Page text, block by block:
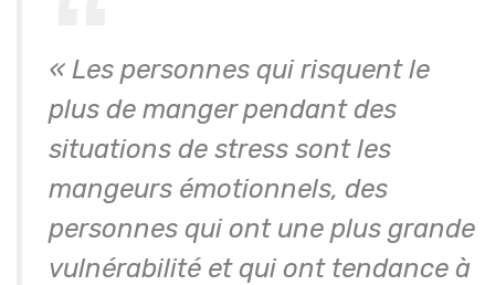
« Les personnes qui risquent le
plus de manger pendant des
situations de stress sont les
mangeurs émotionnels, des
personnes qui ont une plus grande
vulnérabilité et qui ont tendance à